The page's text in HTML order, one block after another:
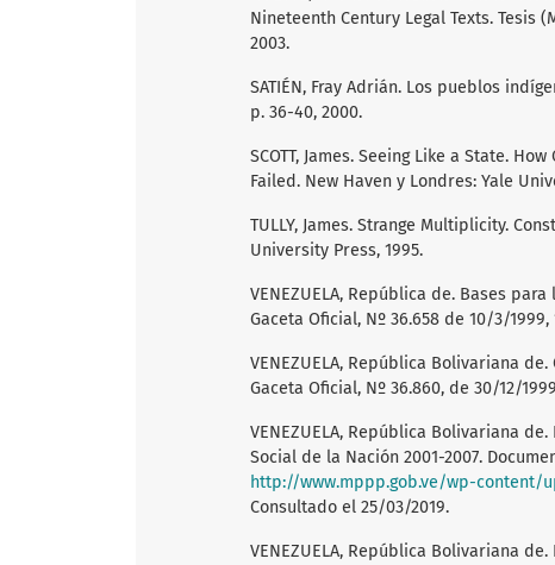
Nineteenth Century Legal Texts. Tesis
2003.
SATIÉN, Fray Adrián. Los pueblos
p. 36-40, 2000.
SCOTT, James. Seeing Like a State.
Failed. New Haven y Londres: Yale
TULLY, James. Strange Multiplicity.
University Press, 1995.
VENEZUELA, República de. Bases
Gaceta Oficial, Nº 36.658 de 10/3/1999,
VENEZUELA, República Bolivariana
Gaceta Oficial, Nº 36.860, de 30/12/
VENEZUELA, República Bolivariana
Social de la Nación 2001-2007.
http://www.mppp.gob.ve/wp-content/
Consultado el 25/03/2019.
VENEZUELA, República Bolivariana